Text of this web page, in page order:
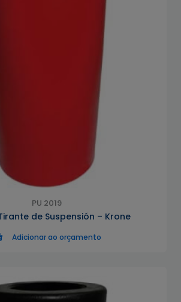
PU 2019
de Suspensión – Krone
Adicionar ao orçamento